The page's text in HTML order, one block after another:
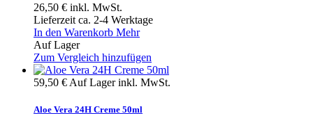
26,50 € inkl. MwSt.
Lieferzeit ca. 2-4 Werktage
In den Warenkorb Mehr
Auf Lager
Zum Vergleich hinzufügen
59,50 € Auf Lagerinkl. MwSt.
Aloe Vera 24H Creme 50ml